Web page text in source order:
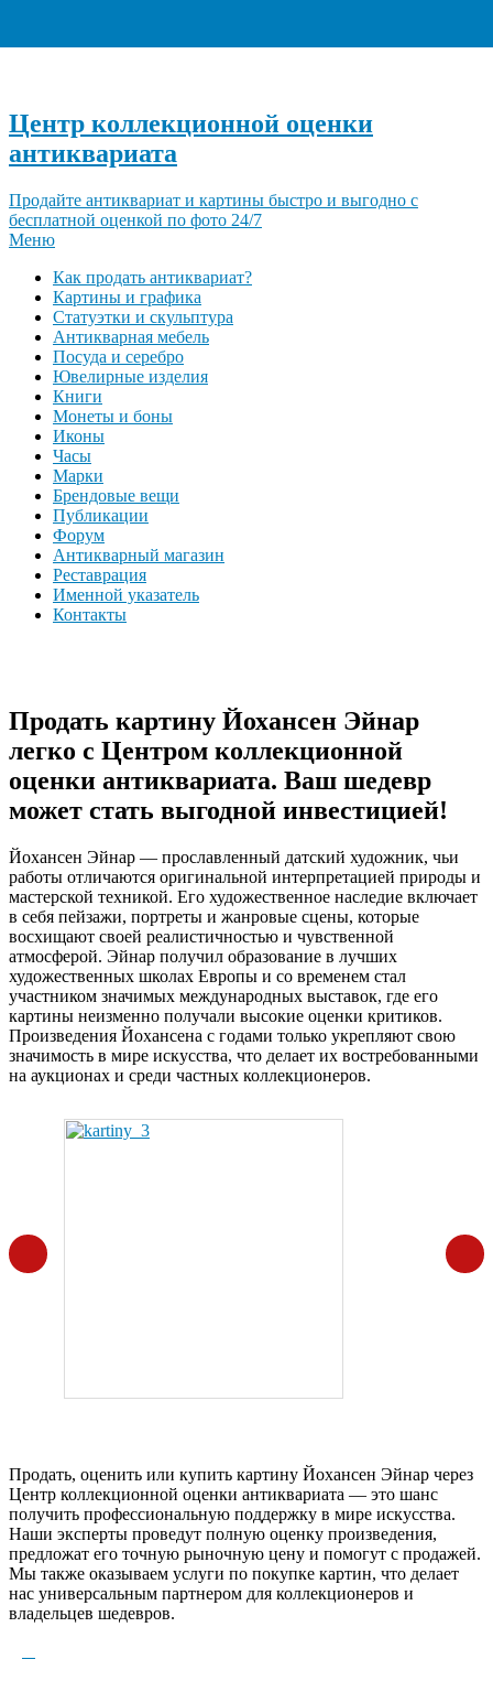
Центр коллекционной оценки
антиквариата
Продайте антиквариат и картины быстро и выгодно с
бесплатной оценкой по фото 24/7
Меню
Как продать антиквариат?
Картины и графика
Статуэтки и скульптура
Антикварная мебель
Посуда и серебро
Ювелирные изделия
Книги
Монеты и боны
Иконы
Часы
Марки
Брендовые вещи
Публикации
Форум
Антикварный магазин
Реставрация
Именной указатель
Контакты
Продать картину Йохансен Эйнар
легко с Центром коллекционной
оценки антиквариата. Ваш шедевр
может стать выгодной инвестицией!
Йохансен Эйнар — прославленный датский художник, чьи
работы отличаются оригинальной интерпретацией природы и
мастерской техникой. Его художественное наследие включает
в себя пейзажи, портреты и жанровые сцены, которые
восхищают своей реалистичностью и чувственной
атмосферой. Эйнар получил образование в лучших
художественных школах Европы и со временем стал
участником значимых международных выставок, где его
картины неизменно получали высокие оценки критиков.
Произведения Йохансена с годами только укрепляют свою
значимость в мире искусства, что делает их востребованными
на аукционах и среди частных коллекционеров.
Продать, оценить или купить картину Йохансен Эйнар через
Центр коллекционной оценки антиквариата — это шанс
получить профессиональную поддержку в мире искусства.
Наши эксперты проведут полную оценку произведения,
предложат его точную рыночную цену и помогут с продажей.
Мы также оказываем услуги по покупке картин, что делает
нас универсальным партнером для коллекционеров и
владельцев шедевров.